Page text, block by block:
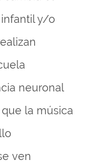
y/o
neuronal
la música
ven